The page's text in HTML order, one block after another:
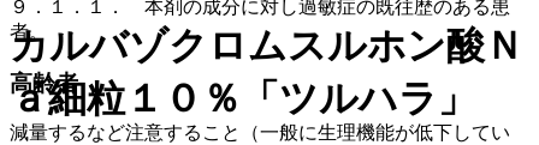
９．１．１． 本剤の成分に対し過敏症の既往歴のある患
者。
高齢者
減量するなど注意すること（一般に生理機能が低下してい
カルバゾクロムスルホン酸Ｎ
ａ細粒１０％「ツルハラ」